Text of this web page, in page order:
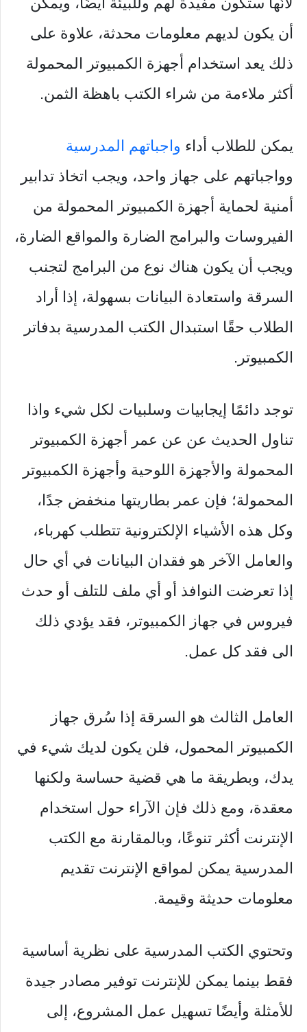
أن يكون لديهم معلومات محدثة، علاوة على
ذلك يعد استخدام أجهزة الكمبيوتر المحمولة
أكثر ملاءمة من شراء الكتب باهظة الثمن.
يمكن للطلاب أداء واجباتهم المدرسية
وواجباتهم على جهاز واحد، ويجب اتخاذ تدابير
أمنية لحماية أجهزة الكمبيوتر المحمولة من
الفيروسات والبرامج الضارة والمواقع الضارة،
ويجب أن يكون هناك نوع من البرامج لتجنب
السرقة واستعادة البيانات بسهولة، إذا أراد
الطلاب حقًا استبدال الكتب المدرسية بدفاتر
الكمبيوتر.
توجد دائمًا إيجابيات وسلبيات لكل شيء واذا
تناول الحديث عن عن عمر أجهزة الكمبيوتر
المحمولة والأجهزة اللوحية وأجهزة الكمبيوتر
المحمولة؛ فإن عمر بطاريتها منخفض جدًا،
وكل هذه الأشياء الإلكترونية تتطلب كهرباء،
والعامل الآخر هو فقدان البيانات في أي حال
إذا تعرضت النوافذ أو أي ملف للتلف أو حدث
فيروس في جهاز الكمبيوتر، فقد يؤدي ذلك
الى فقد كل عمل.
العامل الثالث هو السرقة إذا سُرق جهاز
الكمبيوتر المحمول، فلن يكون لديك شيء في
يدك، وبطريقة ما هي قضية حساسة ولكنها
معقدة، ومع ذلك فإن الآراء حول استخدام
الإنترنت أكثر تنوعًا، وبالمقارنة مع الكتب
المدرسية يمكن لمواقع الإنترنت تقديم
معلومات حديثة وقيمة.
وتحتوي الكتب المدرسية على نظرية أساسية
فقط بينما يمكن للإنترنت توفير مصادر جيدة
للأمثلة وأيضًا تسهيل عمل المشروع، إلى